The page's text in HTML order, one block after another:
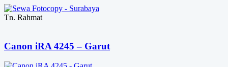
Tn. Rahmat
Canon iRA 4245 – Garut